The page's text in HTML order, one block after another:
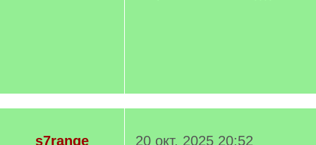
s7range 20 окт. 2025 20:52